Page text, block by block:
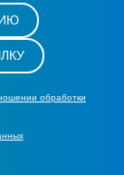
обработки